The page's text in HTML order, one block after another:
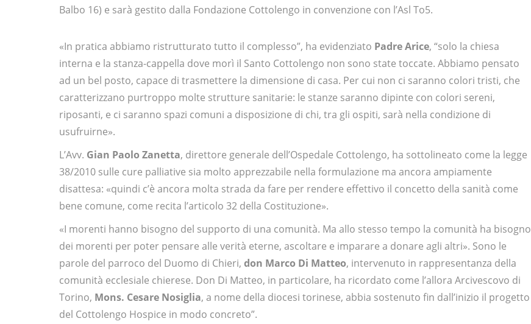
Balbo 16) e sarà gestito dalla Fondazione Cottolengo in convenzione con l’Asl To5.
«In pratica abbiamo ristrutturato tutto il complesso”, ha evidenziato Padre Arice, “solo la chiesa
interna e la stanza-cappella dove morì il Santo Cottolengo non sono state toccate. Abbiamo pensato
ad un bel posto, capace di trasmettere la dimensione di casa. Per cui non ci saranno colori tristi, che
caratterizzano purtroppo molte strutture sanitarie: le stanze saranno dipinte con colori sereni,
riposanti, e ci saranno spazi comuni a disposizione di chi, tra gli ospiti, sarà nella condizione di
usufruirne».
L’Avv. Gian Paolo Zanetta, direttore generale dell’Ospedale Cottolengo, ha sottolineato come la legge
38/2010 sulle cure palliative sia molto apprezzabile nella formulazione ma ancora ampiamente
disattesa: «quindi c’è ancora molta strada da fare per rendere effettivo il concetto della sanità come
bene comune, come recita l’articolo 32 della Costituzione».
«I morenti hanno bisogno del supporto di una comunità. Ma allo stesso tempo la comunità ha bisogno
dei morenti per poter pensare alle verità eterne, ascoltare e imparare a donare agli altri». Sono le
parole del parroco del Duomo di Chieri, don Marco Di Matteo, intervenuto in rappresentanza della
comunità ecclesiale chierese. Don Di Matteo, in particolare, ha ricordato come l’allora Arcivescovo di
Torino, Mons. Cesare Nosiglia, a nome della diocesi torinese, abbia sostenuto fin dall’inizio il progetto
del Cottolengo Hospice in modo concreto”.